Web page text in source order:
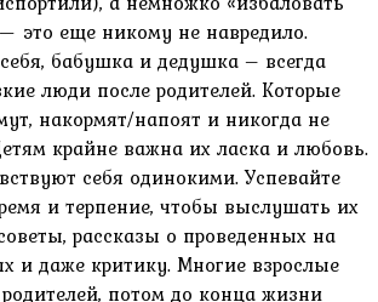
это еще никому не навредило.
бабушка и дедушка – всегда
люди после родителей. Которые
накормят/напоят и никогда не
крайне важна их ласка и любовь.
себя одинокими. Успевайте
и терпение, чтобы выслушать их
рассказы о проведенных на
и даже критику. Многие взрослые
родителей, потом до конца жизни